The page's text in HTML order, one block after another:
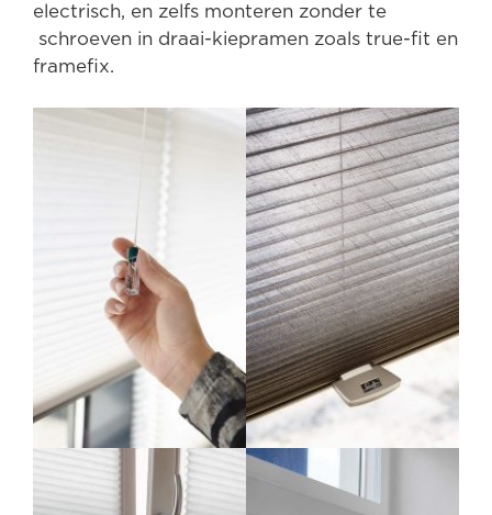
electrisch, en zelfs monteren zonder te
schroeven in draai-kiepramen zoals true-fit en
framefix.